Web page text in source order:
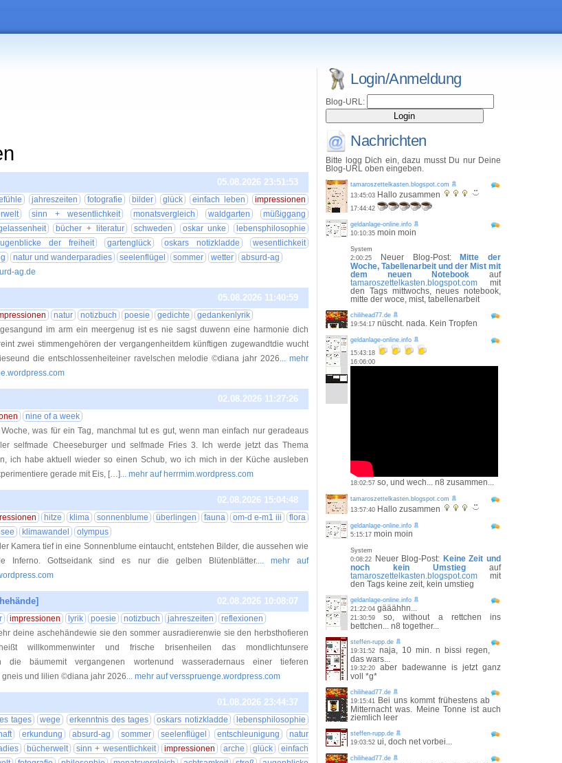
05.08.2026 23:51:53
jahreszeiten fotografie bilder glück einfach leben
impressionen
sinn + wesentlichkeit monatsvergleich waldgarten
müßiggang
bücher + literatur schweden oskar unke
lebensphilosophie
der freiheit gartenglück oskars notizkladde
wesentlichkeit
natur und wanderparadies seelenflügel sommer wetter
absurd-ag
ag.de
05.08.2026 11:40:59
natur notizbuch poesie gedichte
gedankenlyrik
im arm ein meergenug ist es nie sagst duwenn eine harmonie dich
zwei stimmengehören der vergangenheitdem künftigen zugewandtdie wucht
die entschlossenheiteiner ravelschen melodie ©diana jahr 2026... mehr
02.08.2026 11:27:26
nine of a week
was für ein Tag, manchmal tut es gut, wenn man einfach nur geradeaus
selfmade Cheeseburger und selfmade Fries 3. Ich werde jetzt das Thema
ich habe aktuell wieder so einen Schub, wo ich mich in der Küche ausleben
gerade mit Eis, […]... mehr auf herrmim.wordpress.com
02.08.2026 15:04:48
hitze klima sonnenblume überlingen fauna om-d e-m1 iii
flora
klimawandel
olympus
Kamera tief in eine Sonnenblume eintaucht, entstehen Bilder, die aussehen wie
Inferno. Gottseidank sind es nur die gelben Blütenblätter.... mehr auf
02.08.2026 10:08:07
impressionen lyrik poesie notizbuch jahreszeiten
reflexionen
deine aschehändewie sie den sommer ausradierenwie sie den herbsthofieren
willkommenwinter und frische brisenheilen das mondlichtunsere
die bäumemit vergangenen wortenund wasseradernaus einer tieferen
gneis und lilien ©diana jahr 2026... mehr auf versspruenge.wordpress.com
01.08.2026 23:44:37
tages wege erkenntnis des tages oskars notizkladde
lebensphilosophie
erkundung absurd-ag sommer seelenflügel entschleunigung
natur
bücherwelt sinn + wesentlichkeit impressionen arche glück
einfach
Login/Anmeldung
Blog-URL:
Nachrichten
Bitte logg Dich ein, dazu musst Du nur Deine
Blog-URL oben eingeben.
tamaroszettelkasten.blogspot.com
13:45:03 Hallo zusammen
17:44:42
geldanlage-online.info
10:10:35 moin moin
System
2:00:25
Neuer Blog-Post:
Mitte der
Woche, Tabellenarbeit und der Mist mit
dem neuen Notebook auf
tamaroszettelkasten.blogspot.com mit
den Tags mittwochs, neues notebook,
mitte der woce, mist, tabellenarbeit
chilihead77.de
19:54:17 nüscht. nada. Kein Tropfen
geldanlage-online.info
15:43:18
16:06:00
18:02:57 so, und wech... n8 zusammen...
tamaroszettelkasten.blogspot.com
13:57:40 Hallo zusammen
geldanlage-online.info
5:15:17 moin moin
System
0:08:22
Neuer Blog-Post: Keine Zeit und
noch kein Umstieg auf
tamaroszettelkasten.blogspot.com mit
den Tags keine zeit, kein umstieg
geldanlage-online.info
21:22:04 gääähhn...
21:30:59so, without a rettchen ins
bettchen... n8 together...
steffen-rupp.de
19:31:52 naja, 10 min. n bissi regen,
das wars...
19:32:20 aber badewanne is jetzt ganz
voll *g*
chilihead77.de
19:15:41 Bei uns kommt frühestens ab
Mitternacht was. Meine Tonne ist auch
ziemlich leer
steffen-rupp.de
19:03:52 ui, doch net vorbei...
chilihead77.de